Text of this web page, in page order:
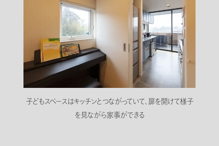
子どもスペースはキッチンとつながっていて、扉を開けて様子
を見ながら家事ができる